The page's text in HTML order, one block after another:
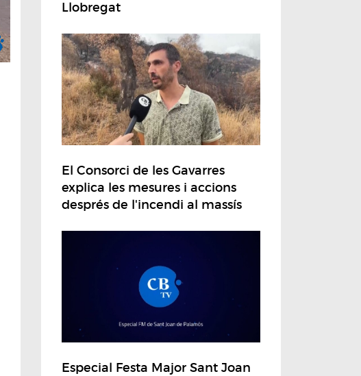
Llobregat
El Consorci de les Gavarres
explica les mesures i accions
després de l'incendi al massís
Especial Festa Major Sant Joan